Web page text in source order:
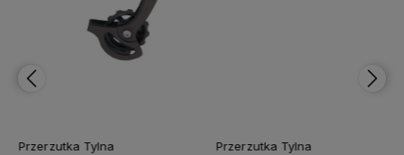
Przerzutka Tylna
Przerzutka Tylna